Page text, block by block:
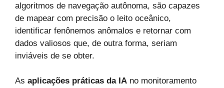
algoritmos de navegação autônoma, são capazes
de mapear com precisão o leito oceânico,
identificar fenônemos anômalos e retornar com
dados valiosos que, de outra forma, seriam
inviáveis de se obter.
As aplicações práticas da IA no monitoramento